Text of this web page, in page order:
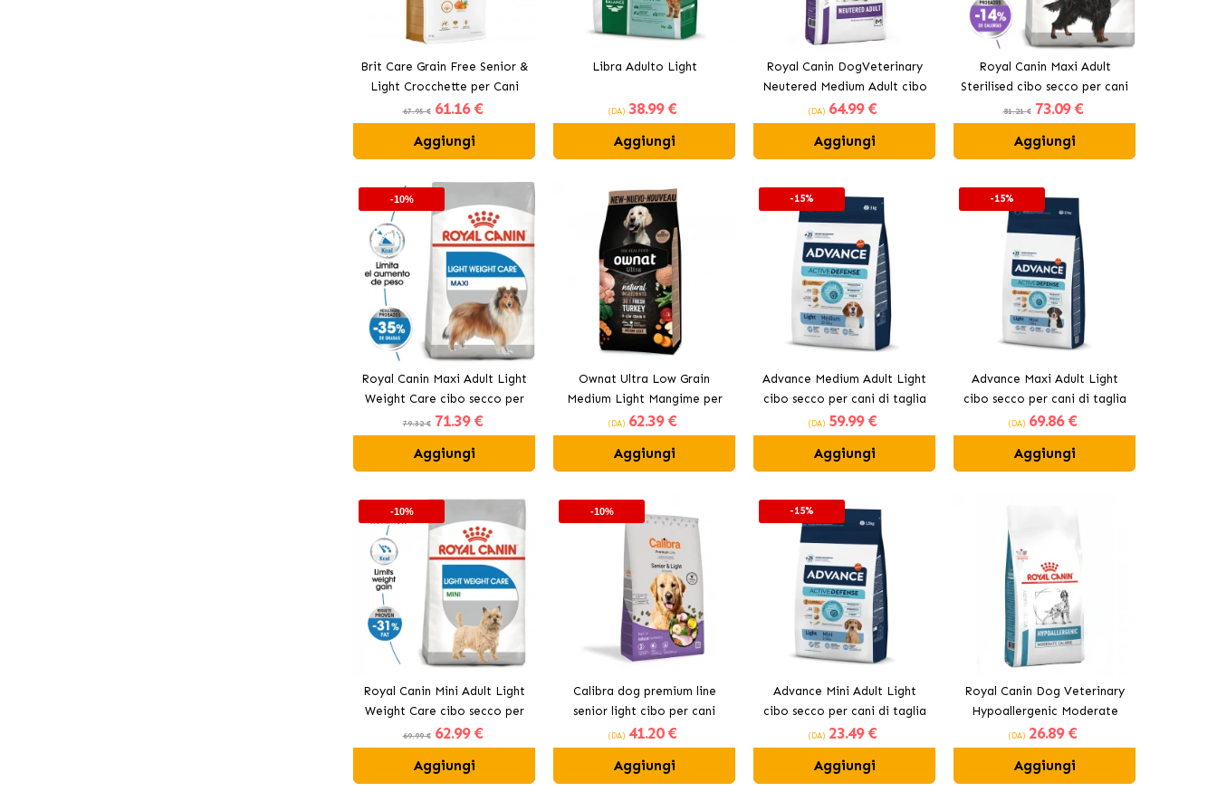
Brit Care Grain Free Senior &
Light Crocchette per Cani
Anziani con Salmone
67.95 € 61.16 €
Aggiungi
Libra Adulto Light
(DA) 38.99 €
Aggiungi
Royal Canin DogVeterinary
Neutered Medium Adult cibo
secco Per Cani Adulti di
Taglia Media Sottoposti a
Sterilizzazione
(DA) 64.99 €
Aggiungi
Royal Canin Maxi Adult
Sterilised cibo secco per cani
grandi sterilizzati
81.21 € 73.09 €
Aggiungi
-10%
Royal Canin Maxi Adult Light
Weight Care cibo secco per
cani di razze grandi
79.32 € 71.39 €
Aggiungi
Ownat Ultra Low Grain
Medium Light Mangime per
Cani di Taglia Media in
Sovrappeso
(DA) 62.39 €
Aggiungi
-15%
Advance Medium Adult Light
cibo secco per cani di taglia
media con pollo
(DA) 59.99 €
Aggiungi
-15%
Advance Maxi Adult Light
cibo secco per cani di taglia
grande con pollo
(DA) 69.86 €
Aggiungi
-10%
Royal Canin Mini Adult Light
Weight Care cibo secco per
cani di razze piccole
69.99 € 62.99 €
Aggiungi
-10%
Calibra dog premium line
senior light cibo per cani
(DA) 41.20 €
Aggiungi
-15%
Advance Mini Adult Light
cibo secco per cani di taglia
mini con pollo
(DA) 23.49 €
Aggiungi
Royal Canin Dog Veterinary
Hypoallergenic Moderate
Calorie cibo secco per cani
adulti
(DA) 26.89 €
Aggiungi